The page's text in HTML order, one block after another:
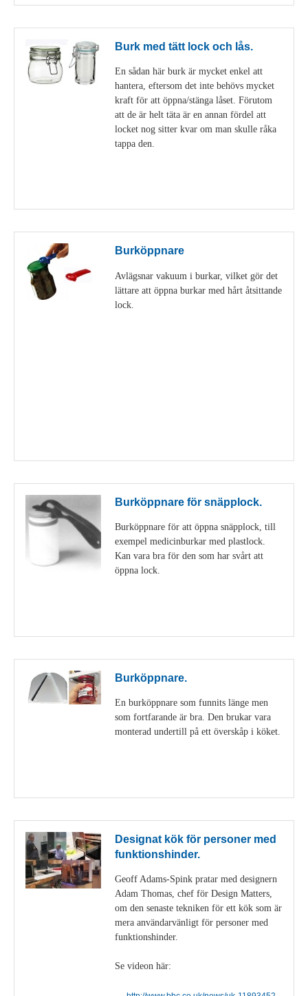
Burk med tätt lock och lås.
En sådan här burk är mycket enkel att
hantera, eftersom det inte behövs mycket
kraft för att öppna/stänga låset. Förutom
att de är helt täta är en annan fördel att
locket nog sitter kvar om man skulle råka
tappa den.
Burköppnare
Avlägsnar vakuum i burkar, vilket gör det
lättare att öppna burkar med hårt åtsittande
lock.
Burköppnare för snäpplock.
Burköppnare för att öppna snäpplock, till
exempel medicinburkar med plastlock.
Kan vara bra för den som har svårt att
öppna lock.
Burköppnare.
En burköppnare som funnits länge men
som fortfarande är bra. Den brukar vara
monterad undertill på ett överskåp i köket.
Designat kök för personer med
funktionshinder.
Geoff Adams-Spink pratar med designern
Adam Thomas, chef för Design Matters,
om den senaste tekniken för ett kök som är
mera användarvänligt för personer med
funktionshinder.
Se videon här: